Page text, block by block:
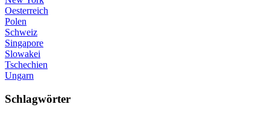
Oesterreich
Polen
Schweiz
Singapore
Slowakei
Tschechien
Ungarn
Schlagwörter